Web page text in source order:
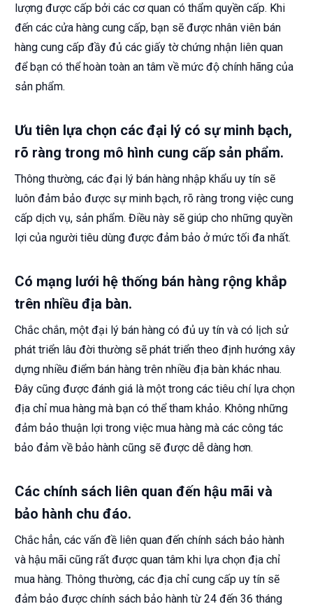
lượng được cấp bởi các cơ quan có thẩm quyền cấp. Khi
đến các cửa hàng cung cấp, bạn sẽ được nhân viên bán
hàng cung cấp đầy đủ các giấy tờ chứng nhận liên quan
để bạn có thể hoàn toàn an tâm về mức độ chính hãng của
sản phẩm.
Ưu tiên lựa chọn các đại lý có sự minh bạch,
rõ ràng trong mô hình cung cấp sản phẩm.
Thông thường, các đại lý bán hàng nhập khẩu uy tín sẽ
luôn đảm bảo được sự minh bạch, rõ ràng trong việc cung
cấp dịch vụ, sản phẩm. Điều này sẽ giúp cho những quyền
lợi của người tiêu dùng được đảm bảo ở mức tối đa nhất.
Có mạng lưới hệ thống bán hàng rộng khắp
trên nhiều địa bàn.
Chắc chắn, một đại lý bán hàng có đủ uy tín và có lịch sử
phát triển lâu đời thường sẽ phát triển theo định hướng xây
dựng nhiều điểm bán hàng trên nhiều địa bàn khác nhau.
Đây cũng được đánh giá là một trong các tiêu chí lựa chọn
địa chỉ mua hàng mà bạn có thể tham khảo. Không những
đảm bảo thuận lợi trong việc mua hàng mà các công tác
bảo đảm về bảo hành cũng sẽ được dễ dàng hơn.
Các chính sách liên quan đến hậu mãi và
bảo hành chu đáo.
Chắc hẳn, các vấn đề liên quan đến chính sách bảo hành
và hậu mãi cũng rất được quan tâm khi lựa chọn địa chỉ
mua hàng. Thông thường, các địa chỉ cung cấp uy tín sẽ
đảm bảo được chính sách bảo hành từ 24 đến 36 tháng